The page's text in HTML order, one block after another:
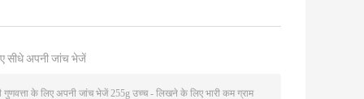
सीधे अपनी जांच भेजें